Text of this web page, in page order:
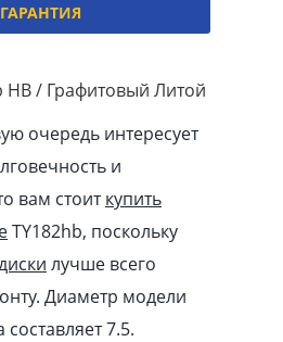
ГАРАНТИЯ
HB / Графитовый Литой
очередь интересует
и
вам стоиткупить
TY182hb, поскольку
лучше всего
Диаметр модели
7.5.